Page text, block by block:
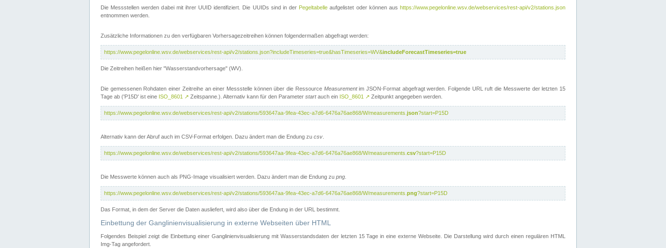
Die Messstellen werden dabei mit ihrer UUID identifiziert. Die UUIDs sind in der Pegeltabelle aufgelistet oder können aushttps://www.pegelonline.wsv.de/webservices/rest-api/v2/stations.json
entnommen werden.
Zusätzliche Informationen zu den verfügbaren Vorhersagezeitreihen können folgendermaßen abgefragt werden:
https://www.pegelonline.wsv.de/webservices/rest-api/v2/stations.json?includeTimeseries=true&hasTimeseries=WV&includeForecastTimeseries=true
Die Zeitreihen heißen hier "Wasserstandvorhersage" (WV).
Die gemessenen Rohdaten einer Zeitreihe an einer Messstelle können über die Ressource Measurementim JSON-Format abgefragt werden. Folgende URL ruft die Messwerte der letzten 15
Tage ab ('P15D' ist eine ISO_8601 ↗ Zeitspanne.). Alternativ kann für den Parameter startauch ein ISO_8601 ↗ Zeitpunkt angegeben werden.
https://www.pegelonline.wsv.de/webservices/rest-api/v2/stations/593647aa-9fea-43ec-a7d6-6476a76ae868/W/measurements. json?start=P15D
Alternativ kann der Abruf auch im CSV-Format erfolgen. Dazu ändert man die Endung zu csv
https://www.pegelonline.wsv.de/webservices/rest-api/v2/stations/593647aa-9fea-43ec-a7d6-6476a76ae868/W/measurements. csv?start=P15D
Die Messwerte können auch als PNG-Image visualisiert werden. Dazu ändert man die Endung zu png
https://www.pegelonline.wsv.de/webservices/rest-api/v2/stations/593647aa-9fea-43ec-a7d6-6476a76ae868/W/measurements. png?start=P15D
Das Format, in dem der Server die Daten ausliefert, wird also über die Endung in der URL bestimmt.
Einbettung der Ganglinienvisualisierung in externe Webseiten über HTML
Folgendes Beispiel zeigt die Einbettung einer Ganglinienvisualisierung mit Wasserstandsdaten der letzten 15 Tage in eine externe Webseite. Die Darstellung wird durch einen regulären HTML
Img-Tag angefordert.